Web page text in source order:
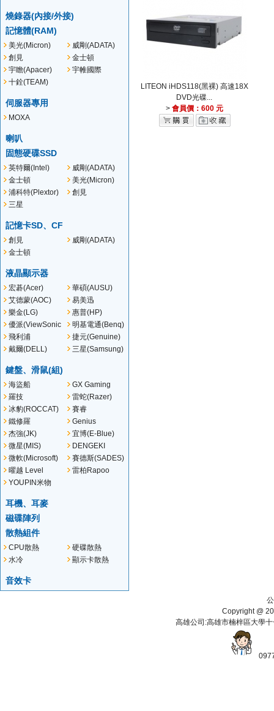
燒錄器(內接/外接)
記憶體(RAM)
美光(Micron)
威剛(ADATA)
創見
(Transcend)
金士頓
(Kingston)
宇瞻(Apacer)
宇帷國際
十銓(TEAM)
伺服器專用
MOXA
喇叭
固態硬碟SSD
英特爾(Intel)
威剛(ADATA)
金士頓
(Kingston)
美光(Micron)
浦科特(Plextor)
創見
三星
記憶卡SD、CF
創見
(Transcend)
威剛(ADATA)
金士頓
液晶顯示器
宏碁(Acer)
華碩(AUSU)
艾德蒙(AOC)
易美迅
(ENVISION)
樂金(LG)
惠普(HP)
優派(ViewSonic
)
明基電通(Benq)
飛利浦
(PHILIPS)
捷元(Genuine)
戴爾(DELL)
三星(Samsung)
鍵盤、滑鼠(組)
海盜船
(CORSAIR)
GX Gaming
羅技
雷蛇(Razer)
冰豹(ROCCAT)
賽睿
(SteelSeries)
鐵修羅
(TESORO)
Genius
杰強(JK)
宜博(E-Blue)
微星(MIS)
DENGEKI
微軟(Microsoft)
賽德斯(SADES)
曜越 Level
雷柏Rapoo
YOUPIN米物
耳機、耳麥
磁碟陣列
散熱組件
CPU散熱
硬碟散熱
水冷
顯示卡散熱
音效卡
LITEON iHDS118(黑裸) 高速18X
DVD光碟...
> 會員價：600 元
Copyright @
高雄公司:高雄市楠梓區大學